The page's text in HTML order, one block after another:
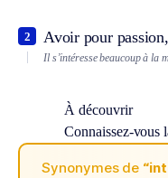
Avoir pour
2
Il s’intéresse beaucoup à la
À découvrir
Connaissez-
Synonymes de